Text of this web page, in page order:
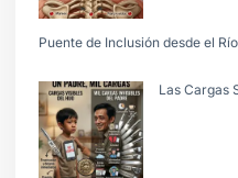
Puente de Inclusión desde el
Las Cargas